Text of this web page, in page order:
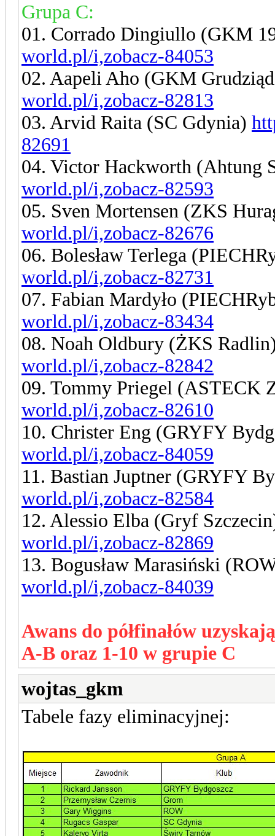
Grupa C:
01. Corrado Dingiullo (GKM
world.pl/i,zobacz-84053
02. Aapeli Aho (GKM
world.pl/i,zobacz-82813
03. Arvid Raita (SC Gdynia)
82691
04. Victor Hackworth (Ahtung
world.pl/i,zobacz-82593
05. Sven Mortensen (ZKS
world.pl/i,zobacz-82676
06. Bolesław Terlega
world.pl/i,zobacz-82731
07. Fabian Mardyło
world.pl/i,zobacz-83434
08. Noah Oldbury (ŻKS
world.pl/i,zobacz-82842
09. Tommy Priegel (ASTECK
world.pl/i,zobacz-82610
10. Christer Eng (GRYFY
world.pl/i,zobacz-84059
11. Bastian Juptner (GRYFY
world.pl/i,zobacz-82584
12. Alessio Elba (Gryf
world.pl/i,zobacz-82869
13. Bogusław Marasiński
world.pl/i,zobacz-84039
Awans do półfinałów
A-B oraz 1-10 w grupie C
wojtas_gkm
Tabele fazy eliminacyjnej: